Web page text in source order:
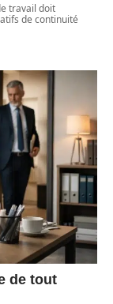
travail doit
de continuité
de tout